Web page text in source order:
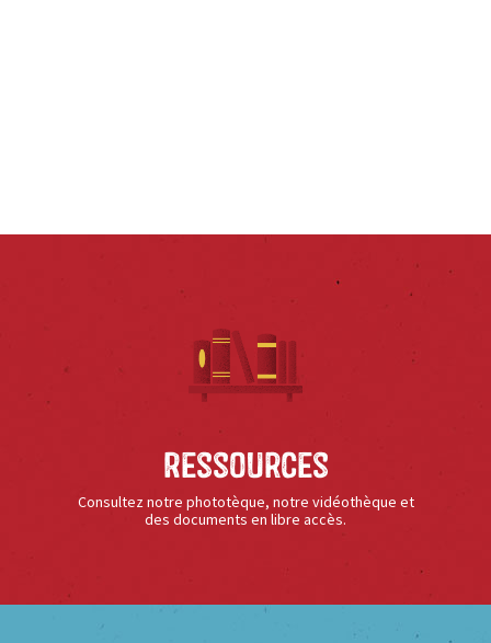
Ressources
Consultez notre phototèque, notre vidéothèque et
des documents en libre accès.